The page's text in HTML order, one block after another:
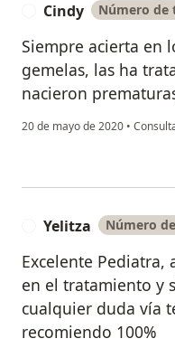
Cindy Número de
Siempre acierta en
gemelas, las ha
nacieron
20 de mayo de 2020 •
Yelitza Número
Excelente Pediatra,
en el tratamiento y
cualquier duda vía
recomiendo 100%